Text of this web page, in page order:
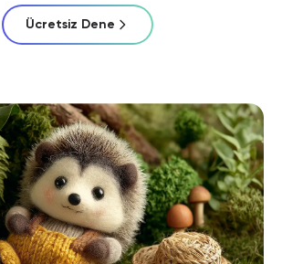
Ücretsiz Dene